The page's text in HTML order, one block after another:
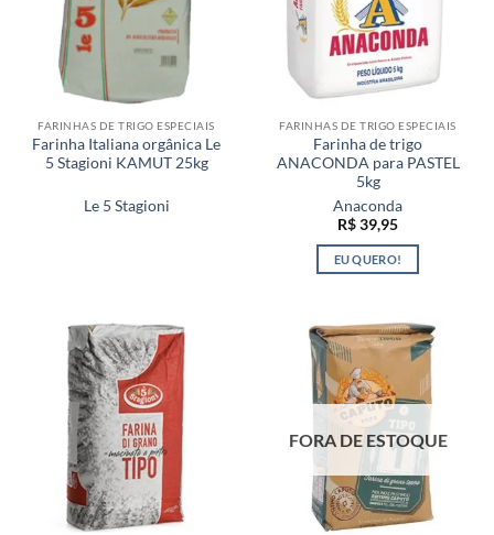
FARINHAS DE TRIGO ESPECIAIS
Farinha Italiana orgânica Le
5 Stagioni KAMUT 25kg
Le 5 Stagioni
FARINHAS DE TRIGO ESPECIAIS
Farinha de trigo
ANACONDA para PASTEL
5kg
Anaconda
R$39,95
EU QUERO!
FORA DE ESTOQUE